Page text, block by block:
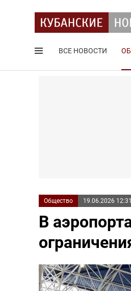
ВСЕ НОВОСТИ
Общество 19.06.2026 12:31
В